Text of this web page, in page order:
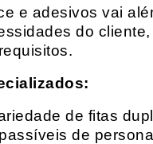
e adesivos vai
do
de fitas
de